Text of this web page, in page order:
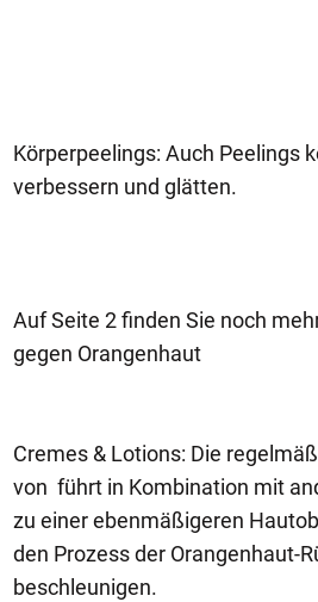
Körperpeelings: Auch Peelings
verbessern und glätten.
Auf Seite 2 finden Sie noch
gegen Orangenhaut
Cremes & Lotions: Die
von führt in Kombination mit
zu einer ebenmäßigeren
den Prozess der Orangenhaut-
beschleunigen.